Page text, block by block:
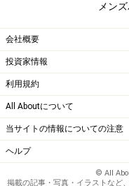
メン
会社概要
投資家情報
利用規約
All Aboutについて
当サイトの情報についての注意
ヘルプ
© All
掲載の記事・写真・イラストなど